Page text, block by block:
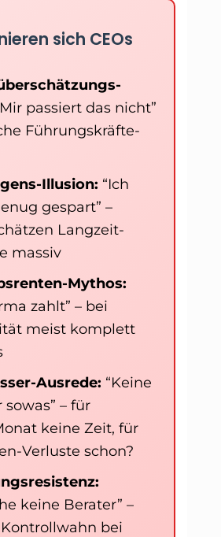
sich CEOs
passiert das nicht”
Führungskräfte-
Illusion: “Ich
gespart” –
Langzeit-
massiv
Mythos:
zahlt” – bei
meist komplett
Ausrede: “Keine
sowas” – für
keine Zeit, für
Verluste schon?
keine Berater” –
bei